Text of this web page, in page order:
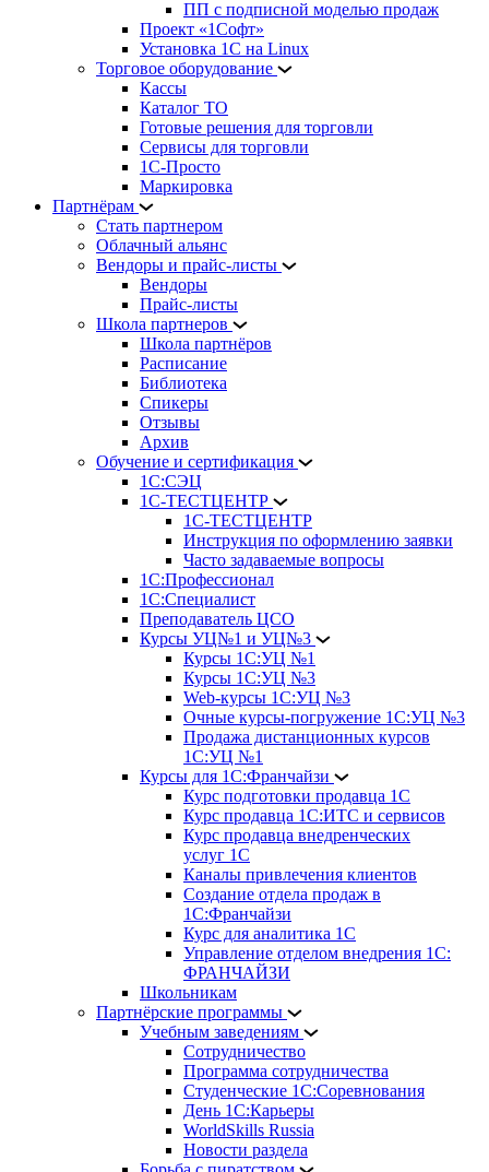
ПП с подписной моделью продаж
Проект «1Софт»
Установка 1С на Linux
Торговое оборудование
Кассы
Каталог ТО
Готовые решения для торговли
Сервисы для торговли
1С-Просто
Маркировка
Партнёрам
Стать партнером
Облачный альянс
Вендоры и прайс-листы
Вендоры
Прайс-листы
Школа партнеров
Школа партнёров
Расписание
Библиотека
Спикеры
Отзывы
Архив
Обучение и сертификация
1С:СЭЦ
1С-ТЕСТЦЕНТР
1С-ТЕСТЦЕНТР
Инструкция по оформлению заявки
Часто задаваемые вопросы
1С:Профессионал
1С:Специалист
Преподаватель ЦСО
Курсы УЦ№1 и УЦ№3
Курсы 1С:УЦ №1
Курсы 1С:УЦ №3
Web-курсы 1С:УЦ №3
Очные курсы-погружение 1С:УЦ №3
Продажа дистанционных курсов
1С:УЦ №1
Курсы для 1С:Франчайзи
Курс подготовки продавца 1С
Курс продавца 1С:ИТС и сервисов
Курс продавца внедренческих
услуг 1С
Каналы привлечения клиентов
Создание отдела продаж в
1С:Франчайзи
Курс для аналитика 1С
Управление отделом внедрения 1С:
ФРАНЧАЙЗИ
Школьникам
Партнёрские программы
Учебным заведениям
Сотрудничество
Программа сотрудничества
Студенческие 1С:Соревнования
День 1С:Карьеры
WorldSkills Russia
Новости раздела